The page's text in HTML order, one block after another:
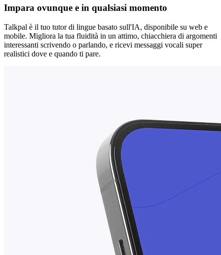
Impara ovunque e in qualsiasi momento
Talkpal è il tuo tutor di lingue basato sull'IA, disponibile su web e
mobile. Migliora la tua fluidità in un attimo, chiacchiera di argomenti
interessanti scrivendo o parlando, e ricevi messaggi vocali super
realistici dove e quando ti pare.